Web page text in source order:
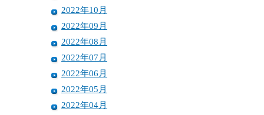
2022年10月
2022年09月
2022年08月
2022年07月
2022年06月
2022年05月
2022年04月